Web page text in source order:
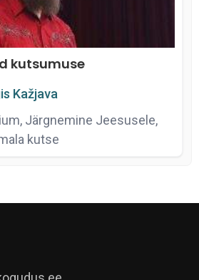
kutsumuse
Kažjava
Järgnemine Jeesusele,
kutse